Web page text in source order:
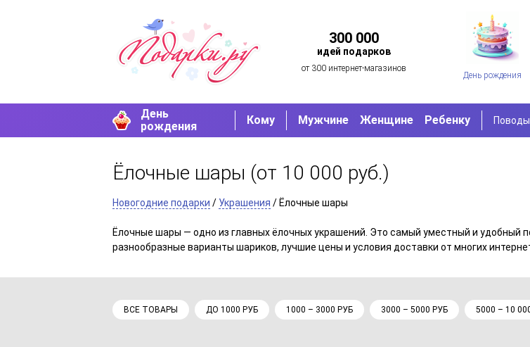
300 000
идей подарков
от 300 интернет-магазинов
День рождения
День
рождения
Кому Мужчине Женщине Ребенку Поводы
Ёлочные шары (от 10 000 руб.)
Новогодние подарки / Украшения / Ёлочные шары
Ёлочные шары — одно из главных ёлочных украшений. Это самый уместный и удобный
разнообразные варианты шариков, лучшие цены и условия доставки от многих
ВСЕ ТОВАРЫ ДО 1000 РУБ 1000 – 3000 РУБ 3000 – 5000 РУБ 5000 – 10